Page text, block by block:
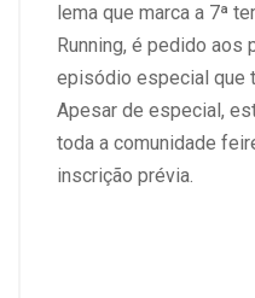
lema que marca a 7ª
Running, é pedido aos
episódio especial que
Apesar de especial,
toda a comunidade
inscrição prévia.